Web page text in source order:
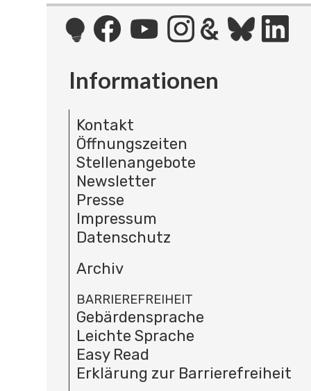
Informationen
Kontakt
Öffnungszeiten
Stellenangebote
Newsletter
Presse
Impressum
Datenschutz
Archiv
BARRIEREFREIHEIT
Gebärdensprache
Leichte Sprache
Easy Read
Erklärung zur Barrierefreiheit